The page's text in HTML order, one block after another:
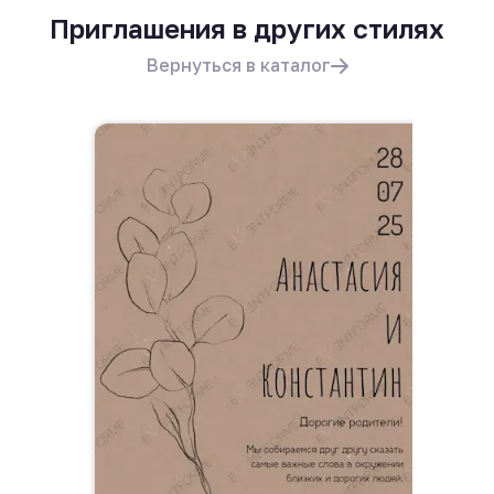
Приглашения в других стилях
Вернуться в каталог